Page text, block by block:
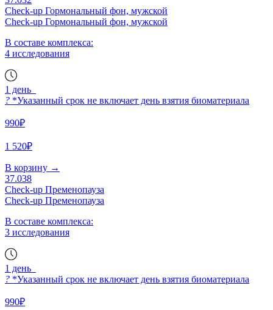
Check-up Гормональный фон, мужской
Check-up Гормональный фон, мужской
В составе комплекса:
4 исследования
1 день
? *Указанный срок не включает день взятия биоматериала
990₽
1 520₽
В корзину →
37.038
Check-up Пременопауза
Check-up Пременопауза
В составе комплекса:
3 исследования
1 день
? *Указанный срок не включает день взятия биоматериала
990₽